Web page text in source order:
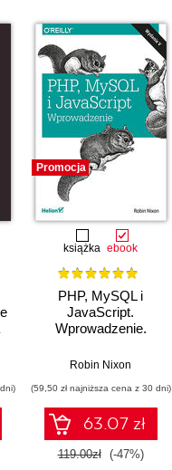
Promocja
książka ebook
PHP, MySQL i
JavaScript.
Wprowadzenie.
Robin Nixon
(59,50 zł najniższa cena z 30 dni)
63.07 zł
119.00zł (-47%)